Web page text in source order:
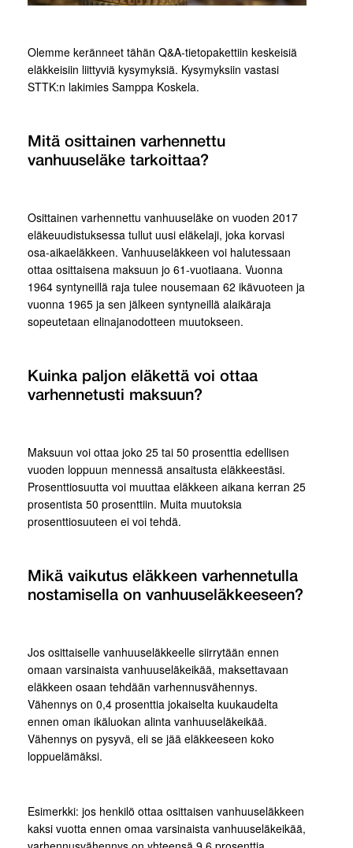
Olemme keränneet tähän Q&A-tietopakettiin keskeisiä
eläkkeisiin liittyviä kysymyksiä. Kysymyksiin vastasi
STTK:n lakimies Samppa Koskela.
Mitä osittainen varhennettu
vanhuuseläke tarkoittaa?
Osittainen varhennettu vanhuuseläke on vuoden 2017
eläkeuudistuksessa tullut uusi eläkelaji, joka korvasi
osa-aikaeläkkeen. Vanhuuseläkkeen voi halutessaan
ottaa osittaisena maksuun jo 61-vuotiaana. Vuonna
1964 syntyneillä raja tulee nousemaan 62 ikävuoteen ja
vuonna 1965 ja sen jälkeen syntyneillä alaikäraja
sopeutetaan elinajanodotteen muutokseen.
Kuinka paljon eläkettä voi ottaa
varhennetusti maksuun?
Maksuun voi ottaa joko 25 tai 50 prosenttia edellisen
vuoden loppuun mennessä ansaitusta eläkkeestäsi.
Prosenttiosuutta voi muuttaa eläkkeen aikana kerran 25
prosentista 50 prosenttiin. Muita muutoksia
prosenttiosuuteen ei voi tehdä.
Mikä vaikutus eläkkeen varhennetulla
nostamisella on vanhuuseläkkeeseen?
Jos osittaiselle vanhuuseläkkeelle siirrytään ennen
omaan varsinaista vanhuuseläkeikää, maksettavaan
eläkkeen osaan tehdään varhennusvähennys.
Vähennys on 0,4 prosenttia jokaiselta kuukaudelta
ennen oman ikäluokan alinta vanhuuseläkeikää.
Vähennys on pysyvä, eli se jää eläkkeeseen koko
loppuelämäksi.
Esimerkki: jos henkilö ottaa osittaisen vanhuuseläkkeen
kaksi vuotta ennen omaa varsinaista vanhuuseläkeikää,